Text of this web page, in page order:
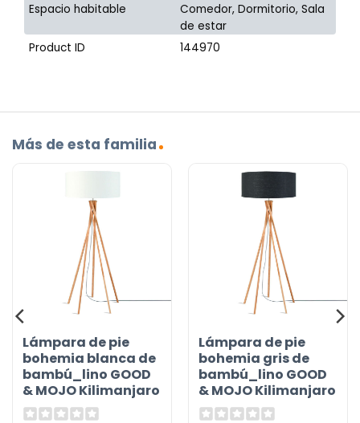
Espacio habitable
Comedor, Dormitorio, Sala
de estar
Product ID
144970
Más de esta familia
Lámpara de pie
bohemia blanca de
bambú_lino GOOD
& MOJO Kilimanjaro
Lámpara de pie
bohemia gris de
bambú_lino GOOD
& MOJO Kilimanjaro